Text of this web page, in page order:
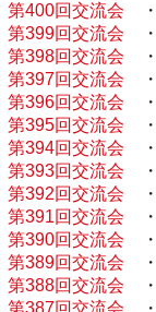
第400回交流会 ・
第399回交流会 ・
第398回交流会 ・
第397回交流会 ・
第396回交流会 ・
第395回交流会 ・
第394回交流会 ・
第393回交流会 ・
第392回交流会 ・
第391回交流会 ・
第390回交流会 ・
第389回交流会 ・
第388回交流会 ・